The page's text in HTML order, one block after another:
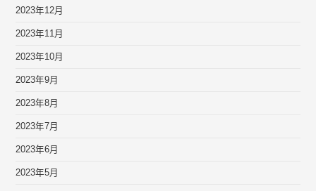
2023年12月
2023年11月
2023年10月
2023年9月
2023年8月
2023年7月
2023年6月
2023年5月